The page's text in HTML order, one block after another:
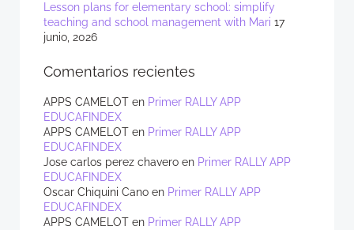
Lesson plans for elementary school: simplify
teaching and school management with Mari 17
junio, 2026
Comentarios recientes
APPS CAMELOT en Primer RALLY APP
EDUCAFINDEX
APPS CAMELOT en Primer RALLY APP
EDUCAFINDEX
Jose carlos perez chavero en Primer RALLY APP
EDUCAFINDEX
Oscar Chiquini Cano en Primer RALLY APP
EDUCAFINDEX
APPS CAMELOT en Primer RALLY APP